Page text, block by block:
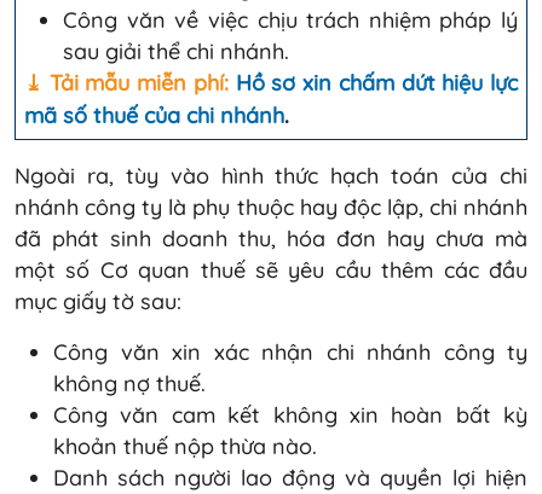
Công văn về việc chịu trách nhiệm pháp lý
sau giải thể chi nhánh.
⤓ Tải mẫu miễn phí: Hồ sơ xin chấm dứt hiệu lực
mã số thuế của chi nhánh.
Ngoài ra, tùy vào hình thức hạch toán của chi
nhánh công ty là phụ thuộc hay độc lập, chi nhánh
đã phát sinh doanh thu, hóa đơn hay chưa mà
một số Cơ quan thuế sẽ yêu cầu thêm các đầu
mục giấy tờ sau:
Công văn xin xác nhận chi nhánh công ty
không nợ thuế.
Công văn cam kết không xin hoàn bất kỳ
khoản thuế nộp thừa nào.
Danh sách người lao động và quyền lợi hiện